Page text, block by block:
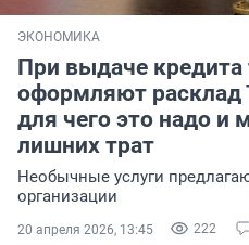
ЭКОНОМИКА
При выдаче кредита
оформляют расклад
для чего это надо и
лишних трат
Необычные услуги
организации
222
20 апреля 2026, 13:45